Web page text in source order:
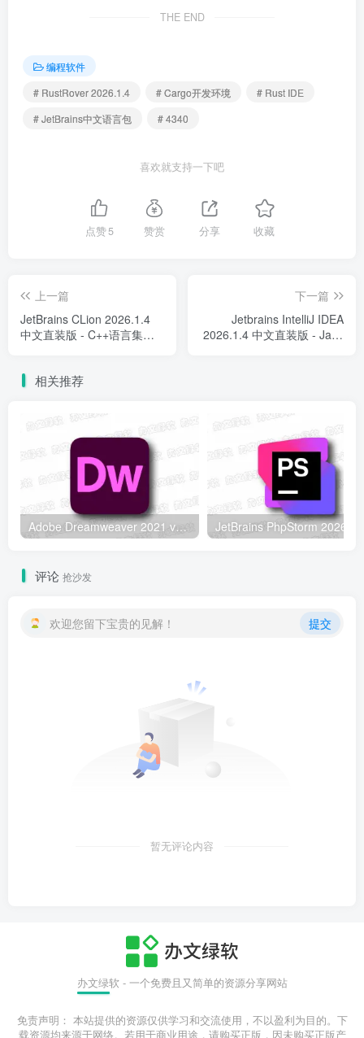
THE END
编程软件
# RustRover 2026.1.4
# Cargo开发环境
# Rust IDE
# JetBrains中文语言包
# 4340
喜欢就支持一下吧
点赞5 赞赏 分享 收藏
上一篇
JetBrains CLion 2026.1.4
中文直装版 - C++语言集成
下一篇
Jetbrains IntelliJ IDEA
2026.1.4 中文直装版 - Java
相关推荐
Adobe Dreamweaver 2021 v21.8.1.15907 直装版 – 网页制作工具
评论 抢沙发
欢迎您留下宝贵的见解！ 提交
暂无评论内容
办文绿软 - 一个免费且又简单的资源分享网站
免责声明： 本站提供的资源仅供学习和交流使用，不以盈利为目的。下
载资源均来源于网络。若用于商业用途，请购买正版，因未购买正版产